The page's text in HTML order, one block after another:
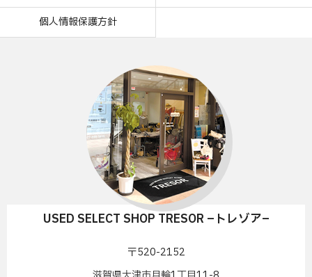
個人情報保護方針
USED SELECT SHOP TRESOR –トレゾア–
〒520-2152